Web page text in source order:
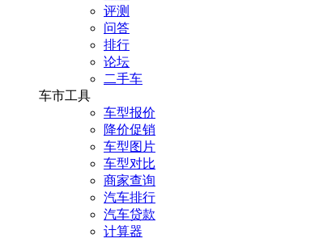
评测
问答
排行
论坛
二手车
车市工具
车型报价
降价促销
车型图片
车型对比
商家查询
汽车排行
汽车贷款
计算器